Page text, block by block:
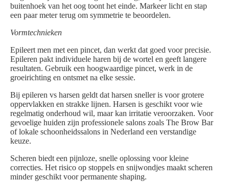
buitenhoek van het oog toont het einde. Markeer licht en stap
een paar meter terug om symmetrie te beoordelen.
Vormtechnieken
Epileert men met een pincet, dan werkt dat goed voor precisie.
Epileren pakt individuele haren bij de wortel en geeft langere
resultaten. Gebruik een hoogwaardige pincet, werk in de
groeirichting en ontsmet na elke sessie.
Bij epileren vs harsen geldt dat harsen sneller is voor grotere
oppervlakken en strakke lijnen. Harsen is geschikt voor wie
regelmatig onderhoud wil, maar kan irritatie veroorzaken. Voor
gevoelige huiden zijn professionele salons zoals The Brow Bar
of lokale schoonheidssalons in Nederland een verstandige
keuze.
Scheren biedt een pijnloze, snelle oplossing voor kleine
correcties. Het risico op stoppels en snijwondjes maakt scheren
minder geschikt voor permanente shaping.